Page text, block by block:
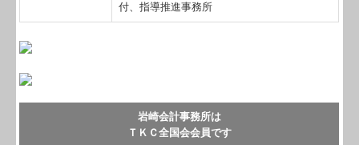
岩崎会計事務所は
ＴＫＣ全国会会員です
付、指導推進事務所